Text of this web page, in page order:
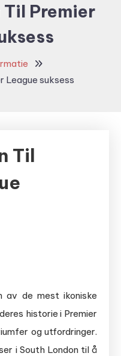
Premier
League suksess
Til
av de mest ikoniske
historie i Premier
og utfordringer.
i South London til å